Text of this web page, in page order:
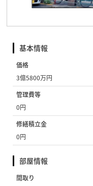
基本情報
価格
3億5800万円
管理費等
0円
修繕積立金
0円
部屋情報
間取り